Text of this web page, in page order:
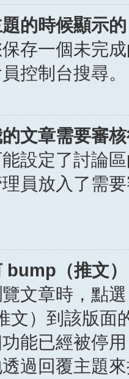
的時候顯示
存一個未完
控制台搜尋。
文章需要審
設定了討論
員放入了需
bump（推文
文章時，點
文）到該版面
能已經被停
過回覆主題